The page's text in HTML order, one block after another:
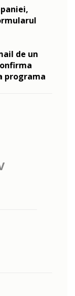
de un
programa